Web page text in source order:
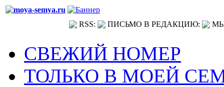
RSS: ПИСЬМО В РЕДАКЦИЮ:
СВЕЖИЙ НОМЕР
ТОЛЬКО В МОЕЙ